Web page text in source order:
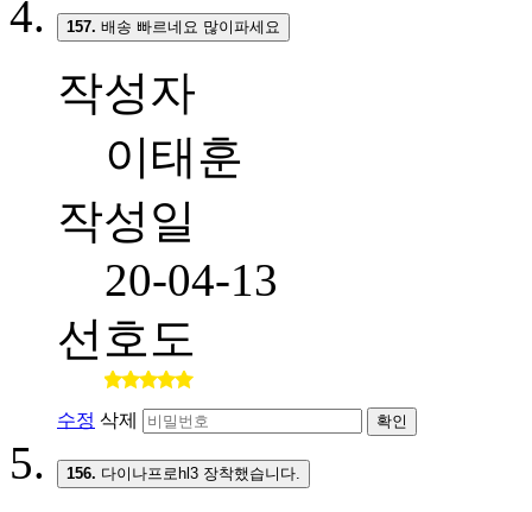
157. 배송 빠르네요 많이파세요
작성자
이태훈
작성일
20-04-13
선호도
수정 삭제 확인
156. 다이나프로hl3 장착했습니다.